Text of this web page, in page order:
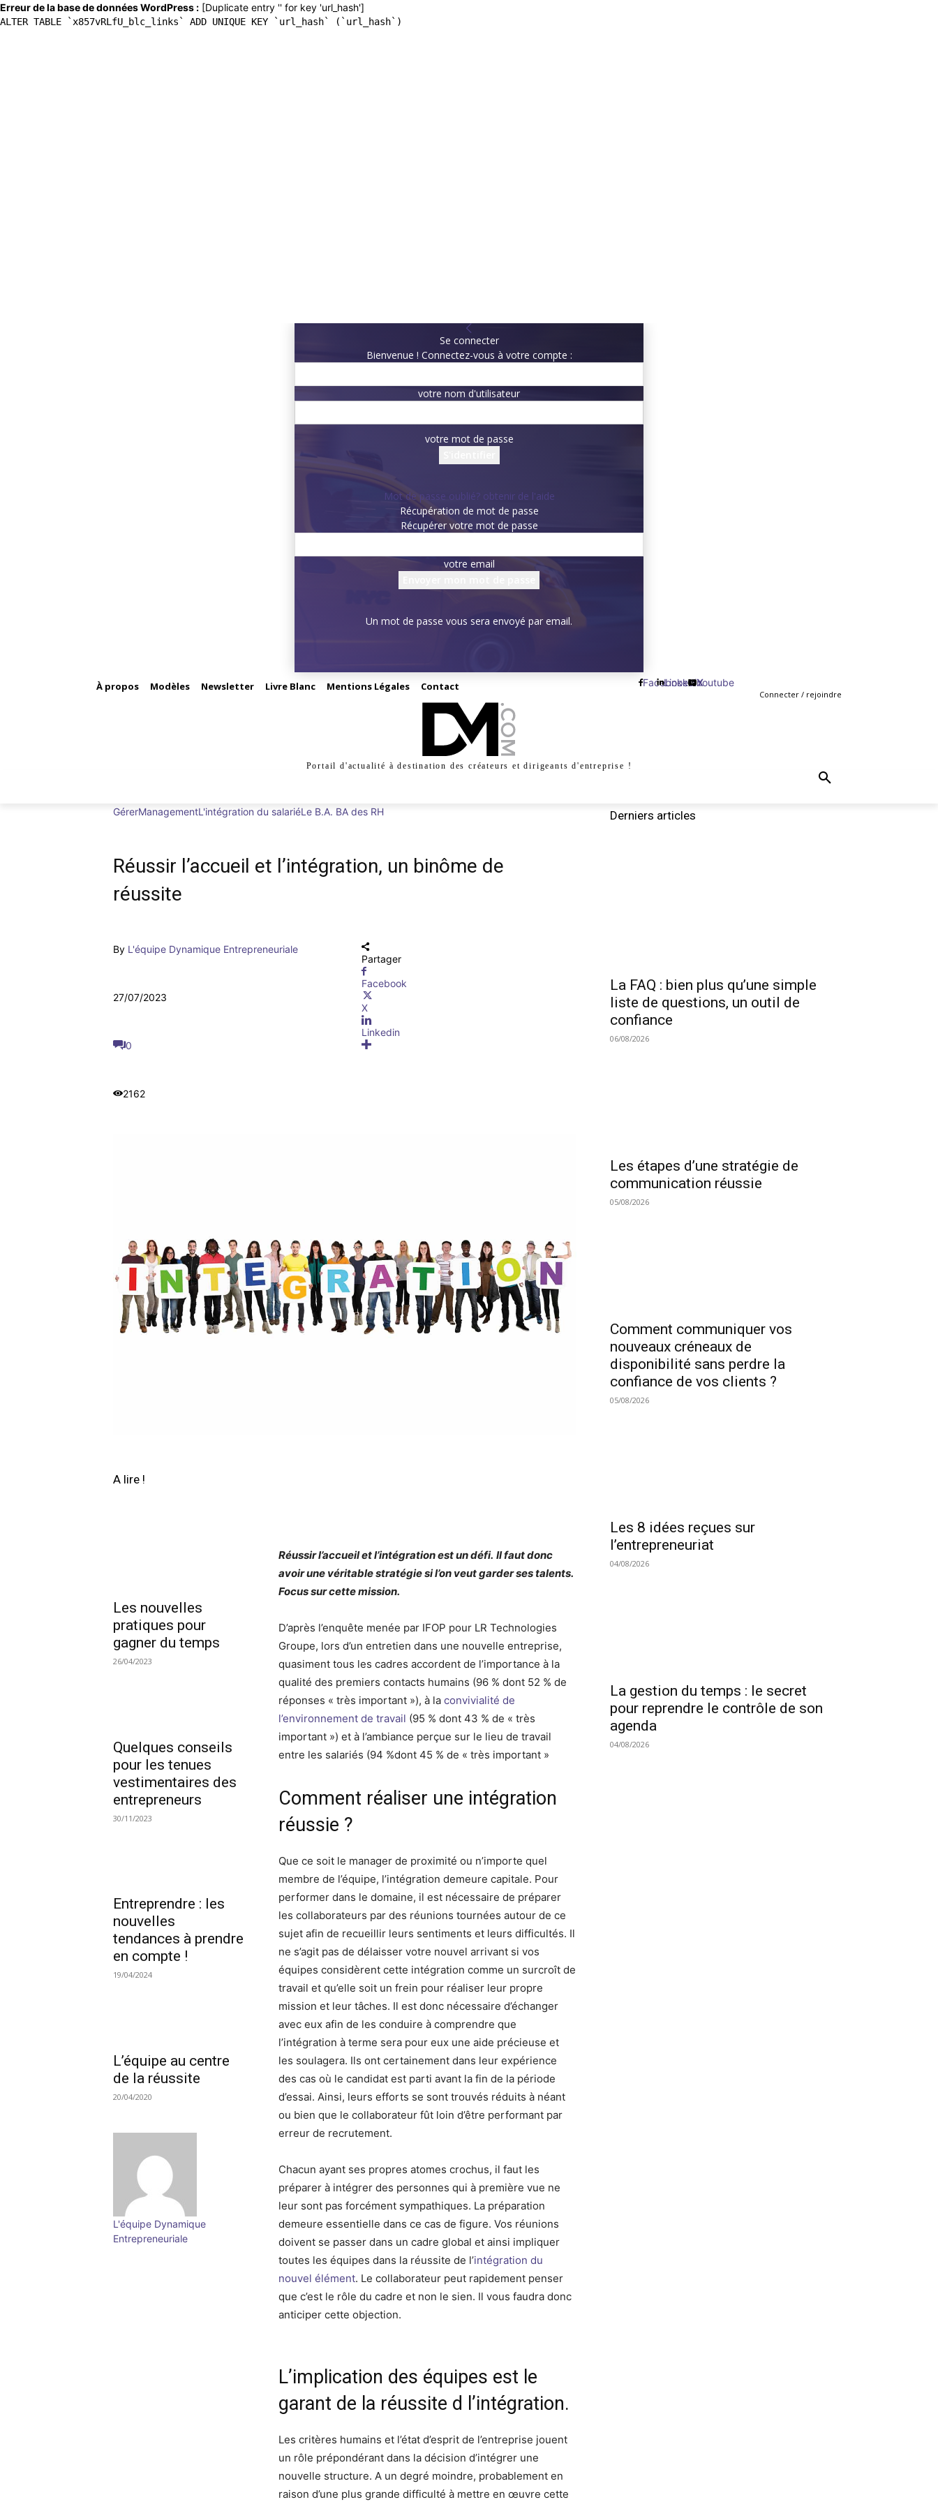
Erreur de la base de données WordPress : [Duplicate entry '' for key 'url_hash']
ALTER TABLE `x857vRLfU_blc_links` ADD UNIQUE KEY `url_hash` (`url_hash`)
Se connecter
Bienvenue ! Connectez-vous à votre compte :
votre nom d'utilisateur
votre mot de passe
Mot de passe oublié? obtenir de l'aide
Récupération de mot de passe
Récupérer votre mot de passe
votre email
Un mot de passe vous sera envoyé par email.
À propos Modèles Newsletter Livre Blanc Mentions Légales Contact Facebook
Linkedin
X
Youtube
Connecter / rejoindre
Portail d'actualité à destination des créateurs et dirigeants d'entreprise !
GérerManagementL'intégration du salariéLe B.A. BA des RH
Réussir l’accueil et l’intégration, un binôme de
réussite
By L'équipe Dynamique Entrepreneuriale
27/07/2023
0
2162
Partager
Facebook
X
Linkedin
A lire !
Les nouvelles
pratiques pour
gagner du temps
26/04/2023
Quelques conseils
pour les tenues
vestimentaires des
entrepreneurs
30/11/2023
Entreprendre : les
nouvelles
tendances à prendre
en compte !
19/04/2024
L’équipe au centre
de la réussite
20/04/2020
L'équipe Dynamique
Entrepreneuriale
Réussir l’accueil et l’intégration est un défi. Il faut donc
avoir une véritable stratégie si l’on veut garder ses talents.
Focus sur cette mission.
D’après l’enquête menée par IFOP pour LR Technologies
Groupe, lors d’un entretien dans une nouvelle entreprise,
quasiment tous les cadres accordent de l’importance à la
qualité des premiers contacts humains (96 % dont 52 % de
réponses « très important »), à laconvivialité de
l’environnement de travail (95 % dont 43 % de « très
important ») et à l’ambiance perçue sur le lieu de travail
entre les salariés (94 %dont 45 % de « très important »
Comment réaliser une intégration
réussie ?
Que ce soit le manager de proximité ou n’importe quel
membre de l’équipe, l’intégration demeure capitale. Pour
performer dans le domaine, il est nécessaire de préparer
les collaborateurs par des réunions tournées autour de ce
sujet afin de recueillir leurs sentiments et leurs difficultés. Il
ne s’agit pas de délaisser votre nouvel arrivant si vos
équipes considèrent cette intégration comme un surcroît de
travail et qu’elle soit un frein pour réaliser leur propre
mission et leur tâches. Il est donc nécessaire d’échanger
avec eux afin de les conduire à comprendre que
l’intégration à terme sera pour eux une aide précieuse et
les soulagera. Ils ont certainement dans leur expérience
des cas où le candidat est parti avant la fin de la période
d’essai. Ainsi, leurs efforts se sont trouvés réduits à néant
ou bien que le collaborateur fût loin d’être performant par
erreur de recrutement.
Chacun ayant ses propres atomes crochus, il faut les
préparer à intégrer des personnes qui à première vue ne
leur sont pas forcément sympathiques. La préparation
demeure essentielle dans ce cas de figure. Vos réunions
doivent se passer dans un cadre global et ainsi impliquer
toutes les équipes dans la réussite de l’intégration du
nouvel élément. Le collaborateur peut rapidement penser
que c’est le rôle du cadre et non le sien. Il vous faudra donc
anticiper cette objection.
L’implication des équipes est le
garant de la réussite d l’intégration.
Les critères humains et l’état d’esprit de l’entreprise jouent
un rôle prépondérant dans la décision d’intégrer une
nouvelle structure. A un degré moindre, probablement en
raison d’une plus grande difficulté à mettre en œuvre cette
Derniers articles
La FAQ : bien plus qu’une simple
liste de questions, un outil de
confiance
06/08/2026
Les étapes d’une stratégie de
communication réussie
05/08/2026
Comment communiquer vos
nouveaux créneaux de
disponibilité sans perdre la
confiance de vos clients ?
05/08/2026
Les 8 idées reçues sur
l’entrepreneuriat
04/08/2026
La gestion du temps : le secret
pour reprendre le contrôle de son
agenda
04/08/2026